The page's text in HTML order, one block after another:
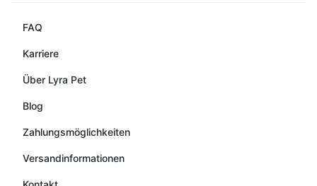
FAQ
Karriere
Über Lyra Pet
Blog
Zahlungsmöglichkeiten
Versandinformationen